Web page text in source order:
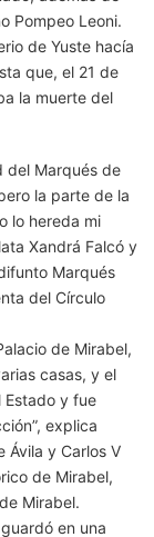
Pompeo Leoni.
de Yuste hacía
que, el 21 de
la muerte del
del Marqués de
la parte de la
lo hereda mi
Xandrá Falcó y
Marqués
del Círculo
de Mirabel,
casas, y el
Estado y fue
explica
Ávila y Carlos V
de Mirabel,
Mirabel.
en una